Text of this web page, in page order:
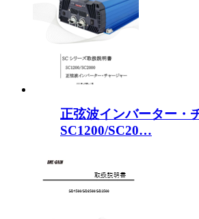
正弦波インバーター・
SC1200/SC20…